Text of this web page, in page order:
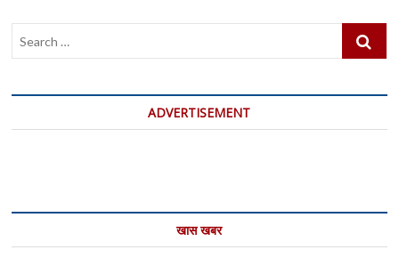
सुलझाई
Search
ADVERTISEMENT
खास खबर